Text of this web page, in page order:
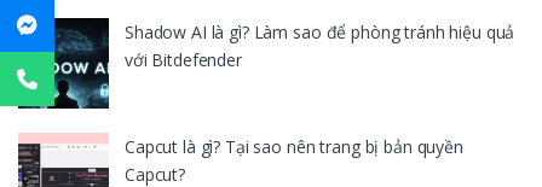
Shadow AI là gì? Làm sao để phòng tránh hiệu quả
với Bitdefender
Capcut là gì? Tại sao nên trang bị bản quyền
Capcut?